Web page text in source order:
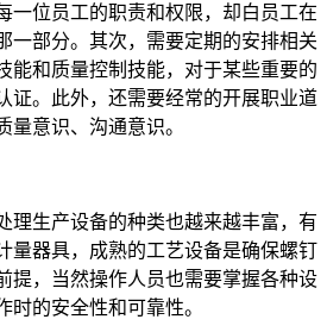
位员工的职责和权限，却白员工在
一部分。其次，需要定期的安排相关
能和质量控制技能，对于某些重要的
证。此外，还需要经常的开展职业道
量意识、沟通意识。
生产设备的种类也越来越丰富，有
量器具，成熟的工艺设备是确保螺钉
提，当然操作人员也需要掌握各种设
时的安全性和可靠性。